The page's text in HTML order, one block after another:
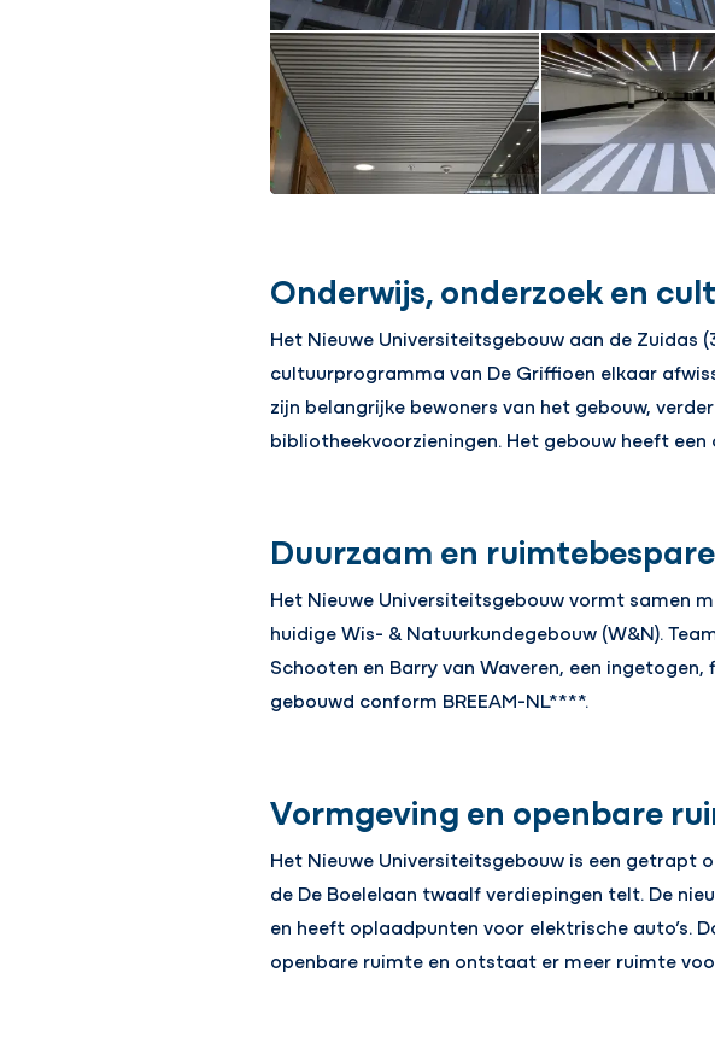
Onderwijs, onderzoek en
Het Nieuwe Universiteitsgebouw aan de Zuidas
cultuurprogramma van De Griffioen elkaar
zijn belangrijke bewoners van het gebouw,
bibliotheekvoorzieningen. Het gebouw heeft
Duurzaam en
Het Nieuwe Universiteitsgebouw vormt samen
huidige Wis- & Natuurkundegebouw (W&N).
Schooten en Barry van Waveren, een
gebouwd conform BREEAM-NL****.
Vormgeving en openbare
Het Nieuwe Universiteitsgebouw is een getrapt
de De Boelelaan twaalf verdiepingen telt. De
en heeft oplaadpunten voor elektrische auto’s.
openbare ruimte en ontstaat er meer ruimte